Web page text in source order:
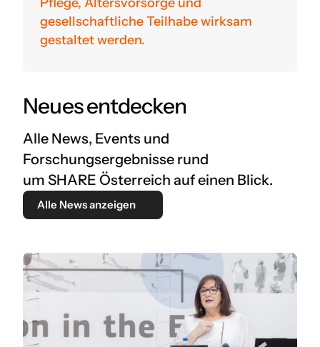
gesellschaftliche Teilhabe wirksam
gestaltet werden.
Neues entdecken
Alle News, Events und
Forschungsergebnisse rund
um SHARE Österreich auf einen Blick.
Alle News anzeigen